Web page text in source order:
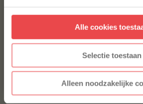
Alle cookies
Selectie toestaan
Alleen noodzakelijke
* Alleen voor nieuwe inschrijvers, korting niet
afgeprijsde producten.